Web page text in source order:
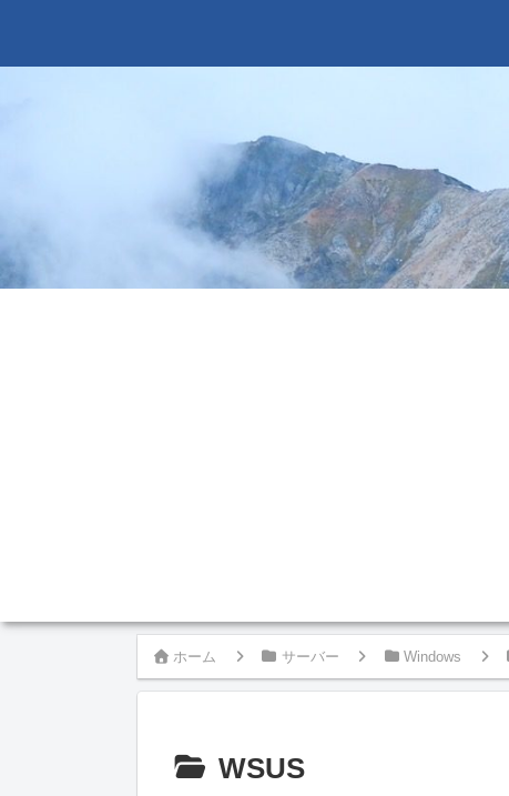
ホーム サーバー Windows
WSUS